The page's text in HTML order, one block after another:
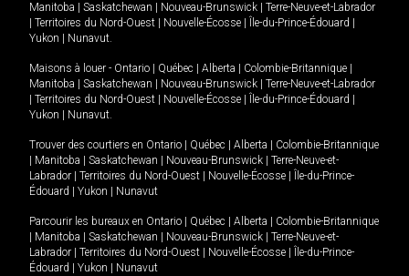
Manitoba
Saskatchewan Nouveau-Brunswick
Terre-Neuve-et-Labrador
Territoires du Nord-Ouest Nouvelle-Écosse Île-du-Prince-Édouard
Yukon
Nunavut.
Maisons à louer - Ontario Québec Alberta Colombie-Britannique
Manitoba
Saskatchewan Nouveau-Brunswick
Terre-Neuve-et-Labrador
Territoires du Nord-Ouest Nouvelle-Écosse Île-du-Prince-Édouard
Yukon
Nunavut.
Trouver des courtiers en Ontario Québec Alberta
Colombie-Britannique
Manitoba Saskatchewan Nouveau-Brunswick
Terre-Neuve-et-
Labrador
Territoires du Nord-Ouest Nouvelle-Écosse
Île-du-Prince-
Édouard
Yukon Nunavut
Parcourir les bureaux en Ontario Québec Alberta
Colombie-Britannique
Manitoba Saskatchewan Nouveau-Brunswick
Terre-Neuve-et-
Labrador
Territoires du Nord-Ouest Nouvelle-Écosse
Île-du-Prince-
Édouard
Yukon Nunavut